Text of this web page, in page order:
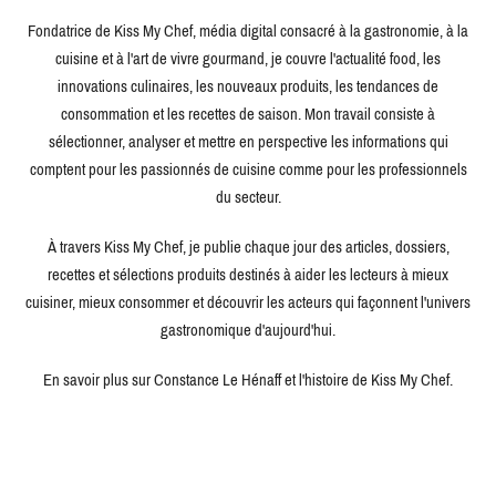
Fondatrice de Kiss My Chef, média digital consacré à la gastronomie, à la
cuisine et à l'art de vivre gourmand, je couvre l'actualité food, les
innovations culinaires, les nouveaux produits, les tendances de
consommation et les recettes de saison. Mon travail consiste à
sélectionner, analyser et mettre en perspective les informations qui
comptent pour les passionnés de cuisine comme pour les professionnels
du secteur.
À travers Kiss My Chef, je publie chaque jour des articles, dossiers,
recettes et sélections produits destinés à aider les lecteurs à mieux
cuisiner, mieux consommer et découvrir les acteurs qui façonnent l'univers
gastronomique d'aujourd'hui.
En savoir plus sur Constance Le Hénaff et l'histoire de Kiss My Chef.